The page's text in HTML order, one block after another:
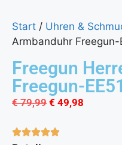
Start / Uhren &
Armbanduhr Freegun-
Freegun
Freegun-
€79,99 € 49,98